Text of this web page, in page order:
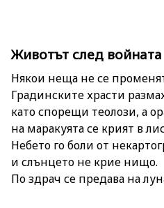
Животът след войната
Някои неща не се
Градинските храсти
като спорещи теолози, а
на маракуята се крият в
Небето го боли от
и слънцето не крие нищо.
По здрач се предава на